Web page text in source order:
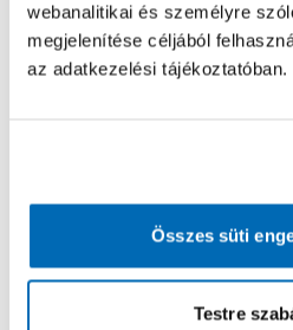
webanalitikai és személyre
megjelenítése céljából
az adatkezelési tájékoztatóban.
Összes süti
Testre